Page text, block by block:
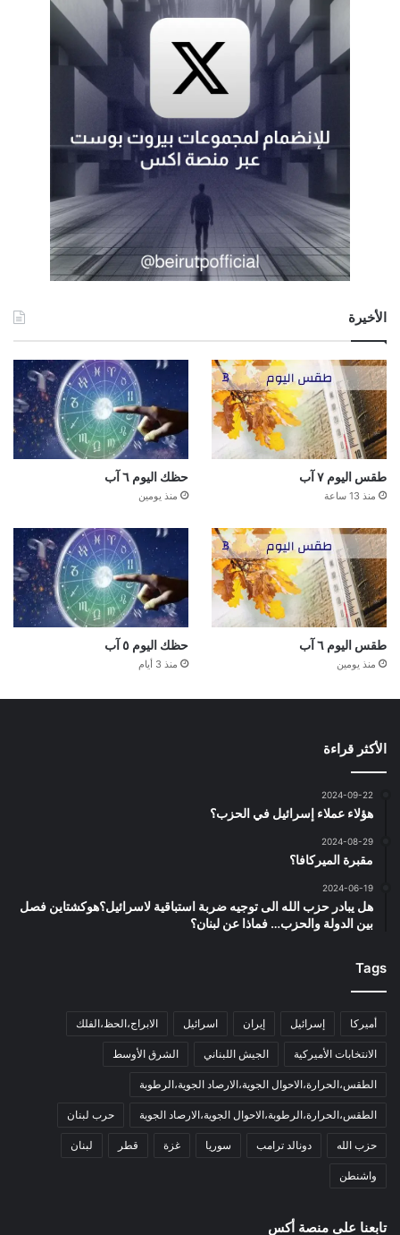
الأخيرة
طقس اليوم ٧ آب
منذ 13 ساعة
حظك اليوم ٦ آب
منذ يومين
طقس اليوم ٦ آب
منذ يومين
حظك اليوم ٥ آب
منذ 3 أيام
الأكثر قراءة
2024-09-22
هؤلاء عملاء إسرائيل في الحزب؟
2024-08-29
مقبرة الميركافا؟
2024-06-19
هل يبادر حزب الله الى توجيه ضربة استباقية لاسرائيل؟هوكشتاين فصل
بين الدولة والحزب… فماذا عن لبنان؟
Tags
أميركا إسرائيل إيران اسرائيل الابراج،الحظ،الفلك
الانتخابات الأميركية الجيش اللبناني الشرق الأوسط
الطقس،الحرارة،الاحوال الجوية،الارصاد الجوية،الرطوبة
الطقس،الحرارة،الرطوبة،الاحوال الجوية،الارصاد الجوية حرب لبنان
حزب الله دونالد ترامب سوريا غزة قطر لبنان
واشنطن
تابعنا على منصة أكس